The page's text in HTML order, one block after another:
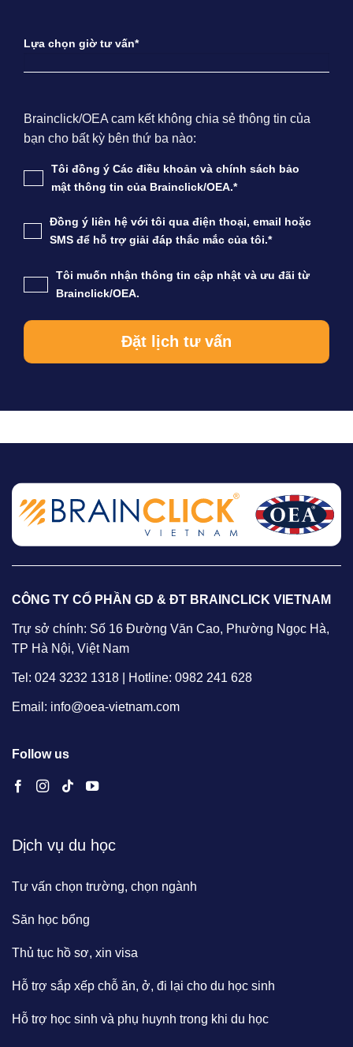
Lựa chọn giờ tư vấn*
Brainclick/OEA cam kết không chia sẻ thông tin của
bạn cho bất kỳ bên thứ ba nào:
Tôi đồng ý Các điều khoản và chính sách bảo
mật thông tin của Brainclick/OEA.*
Đồng ý liên hệ với tôi qua điện thoại, email hoặc
SMS để hỗ trợ giải đáp thắc mắc của tôi.*
Tôi muốn nhận thông tin cập nhật và ưu đãi từ
Brainclick/OEA.
CÔNG TY CỔ PHẦN GD & ĐT BRAINCLICK VIETNAM
Trự sở chính: Số 16 Đường Văn Cao, Phường Ngọc Hà,
TP Hà Nội, Việt Nam
Tel: 024 3232 1318 | Hotline: 0982 241 628
Email: info@oea-vietnam.com
Follow us
Dịch vụ du học
Tư vấn chọn trường, chọn ngành
Săn học bổng
Thủ tục hồ sơ, xin visa
Hỗ trợ sắp xếp chỗ ăn, ở, đi lại cho du học sinh
Hỗ trợ học sinh và phụ huynh trong khi du học